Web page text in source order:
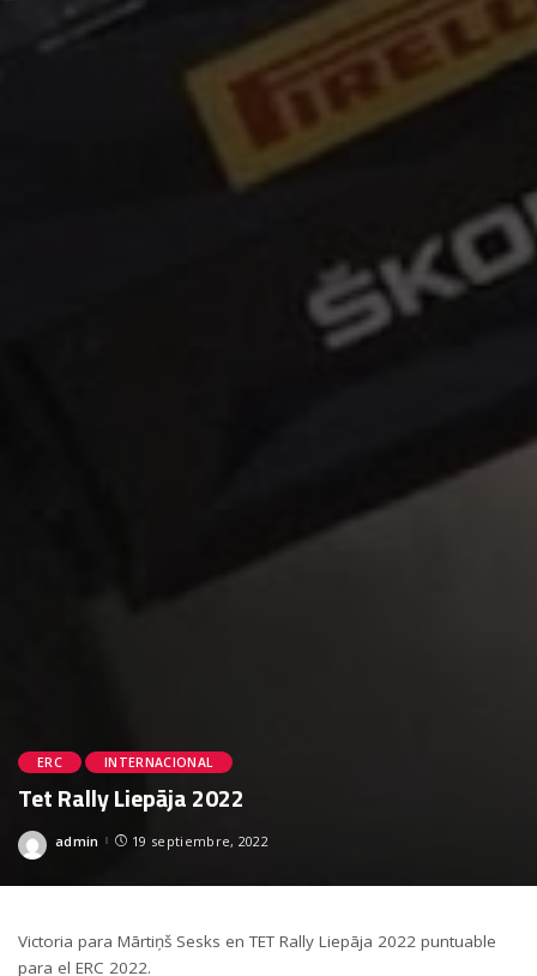
ERC INTERNACIONAL
Tet Rally Liepāja 2022
Posted
admin 19 septiembre, 2022
Victoria para Mārtiņš Sesks en TET Rally Liepāja 2022 puntuable
para el ERC 2022.